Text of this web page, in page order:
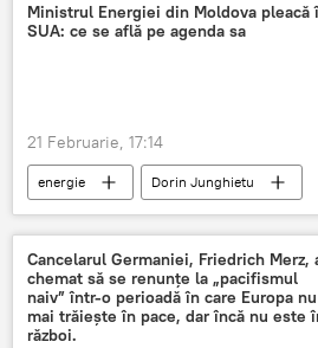
Ministrul Energiei din Moldova pleacă
SUA: ce se află pe agenda sa
21 Februarie, 17:14
energie
Dorin Junghietu
Ministrul Energiei
Economie
Cancelarul Germaniei, Friedrich Merz,
chemat să se renunțe la „pacifismul
naiv” într-o perioadă în care Europa nu
mai trăiește în pace, dar încă nu este
război.